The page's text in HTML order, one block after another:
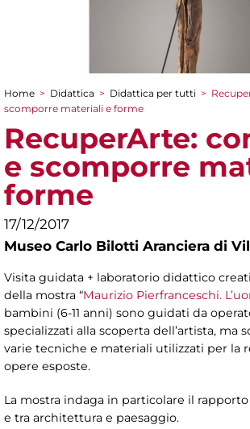
Tu sei qui
Home > Didattica > Didattica per tutti >
scomporre materiali e forme
RecuperArte:
e scomporre
forme
17/12/2017
Museo Carlo Bilotti Aranciera di
Visita guidata + laboratorio didattico
della mostra “Maurizio Pierfranceschi.
bambini (6-11 anni) sono guidati da
specializzati alla scoperta dell’artista, ma
varie tecniche e materiali utilizzati per la
opere esposte.
La mostra indaga in particolare il
e tra architettura e paesaggio.